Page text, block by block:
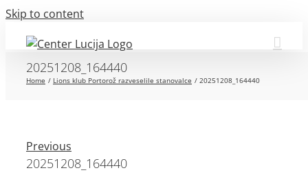
Skip to content
20251208_164440
Home Lions klub Portorož razveselile stanovalce 20251208_164440
Previous
20251208_164440